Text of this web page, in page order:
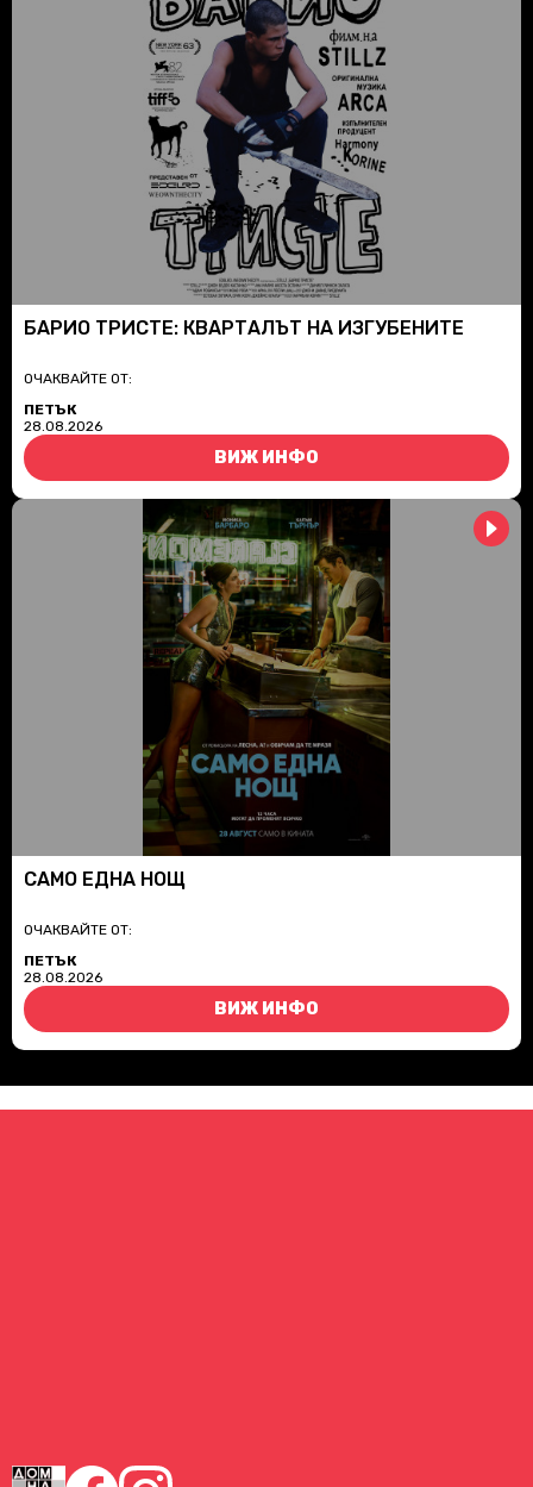
БАРИО ТРИСТЕ: КВАРТАЛЪТ НА ИЗГУБЕНИТЕ
ОЧАКВАЙТЕ ОТ:
ПЕТЪК
28.08.2026
ВИЖ ИНФО
САМО ЕДНА НОЩ
ОЧАКВАЙТЕ ОТ:
ПЕТЪК
28.08.2026
ВИЖ ИНФО